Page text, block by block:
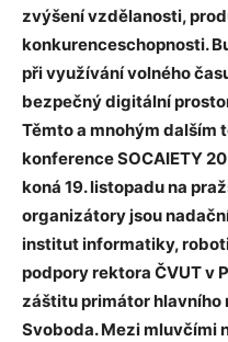
zvýšení vzdělanosti,
konkurenceschopnosti.
při využívání volného
bezpečný digitální
Těmto a mnohým dalším
konference SOCAIETY
koná 19. listopadu na
organizátory jsou
institut informatiky,
podpory rektora ČVUT v
záštitu primátor hlavního
Svoboda. Mezi mluvčími